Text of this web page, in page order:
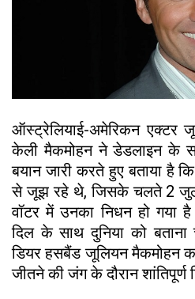
ऑस्ट्रेलियाई-अमेरिकन एक्टर
केली मैकमोहन ने डेडलाइन के
बयान जारी करते हुए बताया है
से जूझ रहे थे, जिसके चलते 2
वॉटर में उनका निधन हो
दिल के साथ दुनिया को
डियर हसबैंड जूलियन
जीतने की जंग के दौरान शांतिपूर्ण